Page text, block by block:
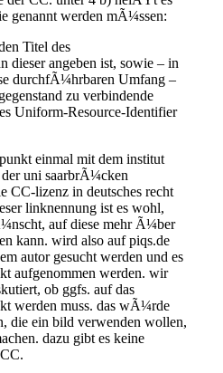
genannt werden mÃ¼ssen:
Titel des
dieser angeben ist, sowie – in
durchfÃ¼hrbaren Umfang –
zu verbindende
Uniform-Resource-Identifier
einmal mit dem institut
uni saarbrÃ¼cken
CC-lizenz in deutsches recht
linknennung ist es wohl,
auf diese mehr Ã¼ber
kann. wird also auf piqs.de
autor gesucht werden und es
aufgenommen werden. wir
ob ggfs. auf das
werden muss. das wÃ¼rde
die ein bild verwenden wollen,
dazu gibt es keine